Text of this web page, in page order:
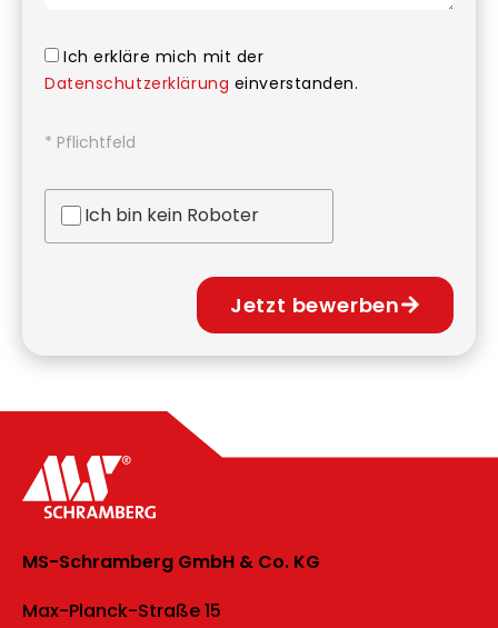
Ich erkläre mich mit der
Datenschutzerklärung einverstanden.
* Pflichtfeld
Ich bin kein Roboter
Jetzt bewerben
MS-Schramberg GmbH & Co. KG
Max-Planck-Straße 15